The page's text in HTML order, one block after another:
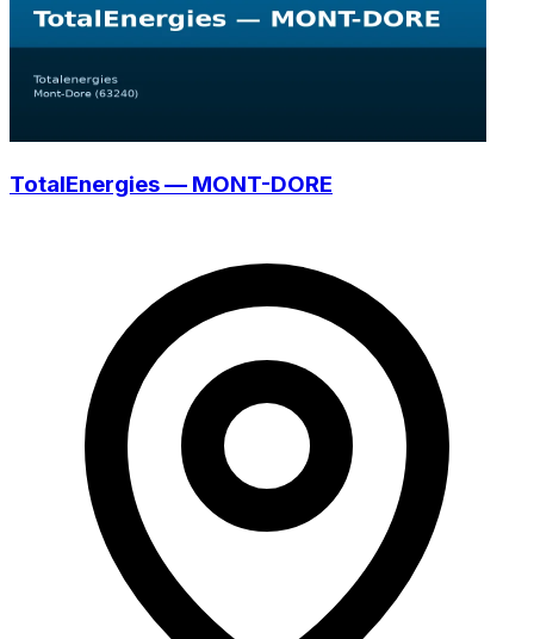
TotalEnergies — MONT-DORE